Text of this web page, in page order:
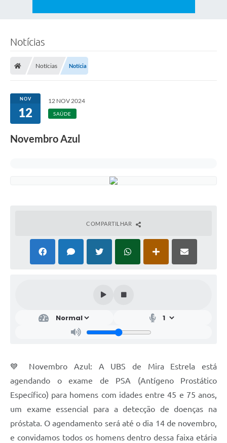
Notícias
Notícias Notícia
NOV
12
12 NOV 2024
SAÚDE
Novembro Azul
COMPARTILHAR
💙 Novembro Azul: A UBS de Mira Estrela está
agendando o exame de PSA (Antígeno Prostático
Específico) para homens com idades entre 45 e 75 anos,
um exame essencial para a detecção de doenças na
próstata. O agendamento será até o dia 14 de novembro,
e convidamos todos os homens dentro dessa faixa etária